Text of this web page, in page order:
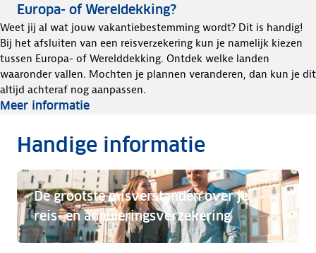
Europa- of Wereldekking?
Weet jij al wat jouw vakantiebestemming wordt? Dit is handig!
Bij het afsluiten van een reisverzekering kun je namelijk kiezen
tussen Europa- of Werelddekking. Ontdek welke landen
waaronder vallen. Mochten je plannen veranderen, dan kun je dit
altijd achteraf nog aanpassen.
Meer informatie
Handige informatie
De grootste misverstanden over je
reis- en annuleringsverzekering